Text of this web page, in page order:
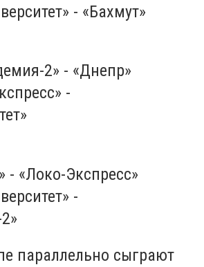
- «Бахмут»
2» - «Днепр»
-
- «Локо-Экспресс»
-
параллельно сыграют